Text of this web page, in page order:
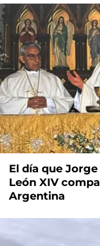
El día que
León XIV
Argentina